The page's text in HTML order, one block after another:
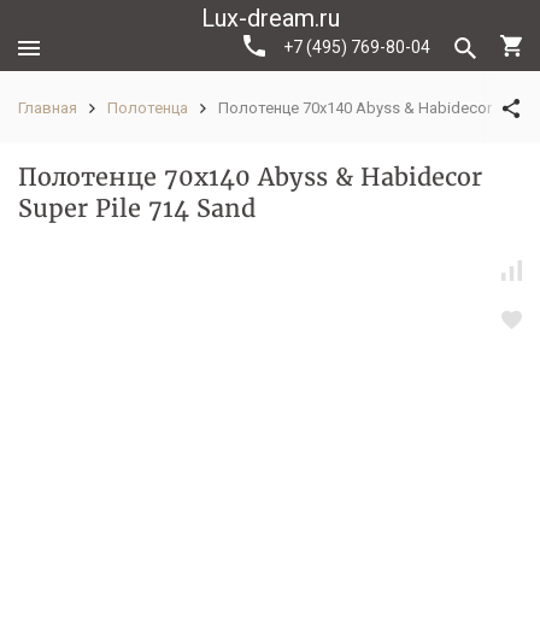
Lux-dream.ru
+7 (495) 769-80-04
Главная Полотенца Полотенце 70х140 Abyss & Habidecor Super
Полотенце 70х140 Abyss & Habidecor
Super Pile 714 Sand